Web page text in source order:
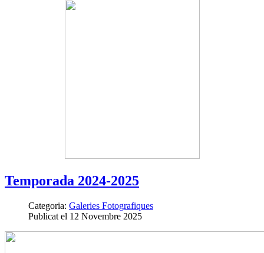
Temporada 2024-2025
Categoria: Galeries Fotografiques
Publicat el 12 Novembre 2025